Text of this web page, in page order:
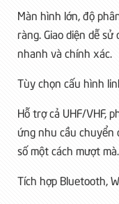
Màn hình lớn, độ
ràng. Giao diện dễ
nhanh và chính xác.
Tùy chọn cấu hình
Hỗ trợ cả UHF/VHF,
ứng nhu cầu
số một cách mượt mà.
Tích hợp Bluetooth,